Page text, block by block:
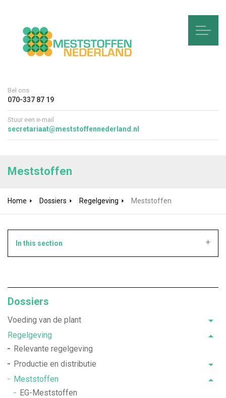
Bel ons
070-337 87 19
Stuur een e-mail
secretariaat@meststoffennederland.nl
Meststoffen
Home Dossiers Regelgeving Meststoffen
In this section
Dossiers
Voeding van de plant
Regelgeving
Relevante regelgeving
Productie en distributie
Meststoffen
EG-Meststoffen